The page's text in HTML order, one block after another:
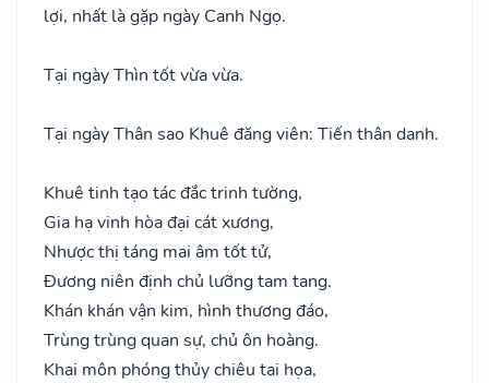
lợi, nhất là gặp ngày Canh Ngọ.
Tại ngày Thìn tốt vừa vừa.
Tại ngày Thân sao Khuê đăng viên: Tiến thân danh.
Khuê tinh tạo tác đắc trinh tường,
Gia hạ vinh hòa đại cát xương,
Nhược thị táng mai âm tốt tử,
Đương niên định chủ lưỡng tam tang.
Khán khán vận kim, hình thương đáo,
Trùng trùng quan sự, chủ ôn hoàng.
Khai môn phóng thủy chiêu tai họa,